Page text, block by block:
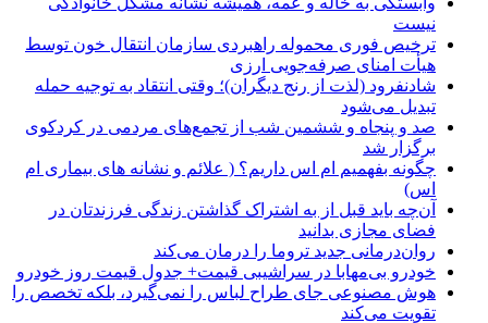
نیست
ترخیص فوری محموله راهبردی سازمان انتقال خون توسط
هیأت امنای صرفه‌جویی ارزی
شادنفرود (لذت از رنج دیگران)؛ وقتی انتقاد به توجیه حمله
تبدیل می‌شود
صد و پنجاه‌ و ششمین شب از تجمع‌های مردمی در کردکوی
برگزار شد
چگونه بفهمیم ام اس داریم؟ ( علائم و نشانه های بیماری ام
اس)
آن‌چه باید قبل از به اشتراک گذاشتن زندگی فرزندتان در
فضای مجازی بدانید
روان‌درمانی جدید تروما را درمان می‌کند
خودرو بی‌مهابا در سراشیبی قیمت+ جدول قیمت روز خودرو
هوش مصنوعی جای طراح لباس را نمی‌گیرد، بلکه تخصص را
تقویت می‌کند